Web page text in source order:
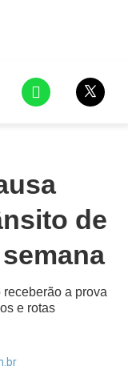
de
a prova
e rotas